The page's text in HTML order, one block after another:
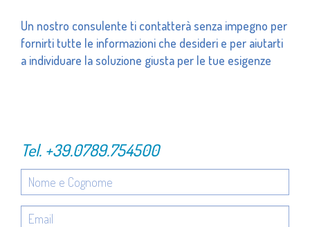
Un nostro consulente ti contatterà senza impegno per
fornirti tutte le informazioni che desideri e per aiutarti
a individuare la soluzione giusta per le tue esigenze
Tel. +39.0789.754500